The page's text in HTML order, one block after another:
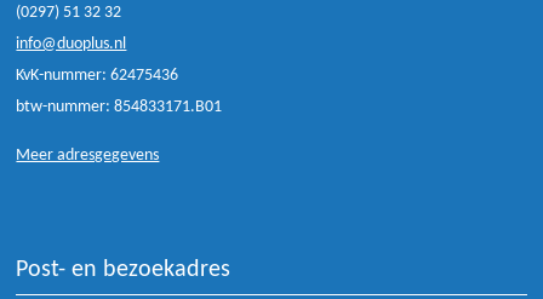
(0297) 51 32 32
info@duoplus.nl
KvK-nummer: 62475436
btw-nummer: 854833171.B01
Meer adresgegevens
Post- en bezoekadres